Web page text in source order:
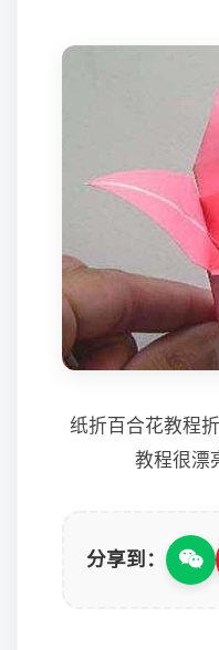
纸折百合花教程
教程很漂
分享到：